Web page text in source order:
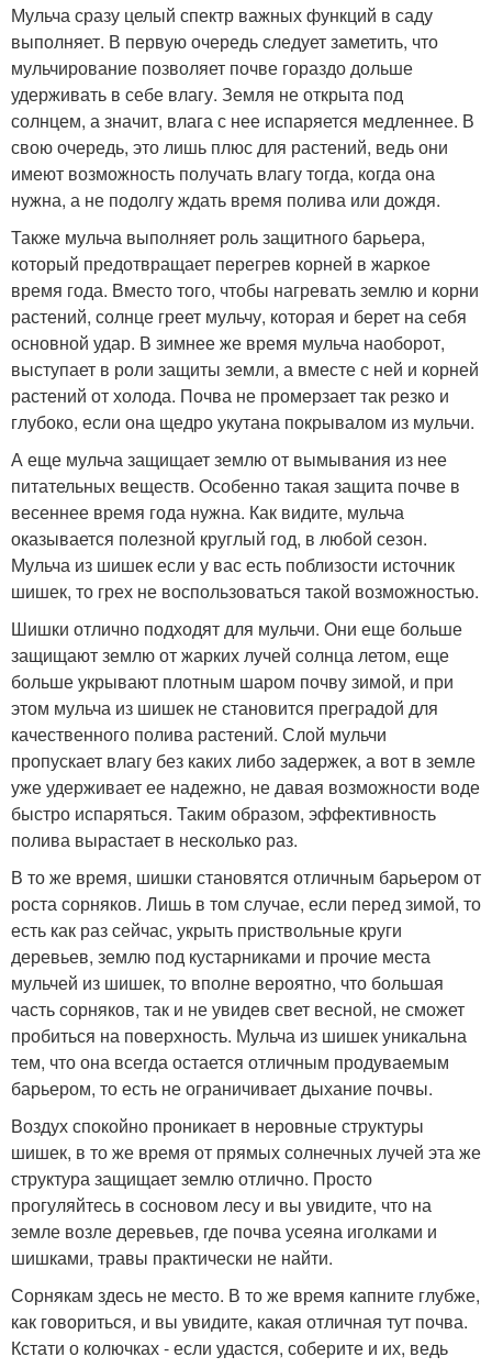
Мульча сразу целый спектр важных функций в саду
выполняет. В первую очередь следует заметить, что
мульчирование позволяет почве гораздо дольше
удерживать в себе влагу. Земля не открыта под
солнцем, а значит, влага с нее испаряется медленнее. В
свою очередь, это лишь плюс для растений, ведь они
имеют возможность получать влагу тогда, когда она
нужна, а не подолгу ждать время полива или дождя.
Также мульча выполняет роль защитного барьера,
который предотвращает перегрев корней в жаркое
время года. Вместо того, чтобы нагревать землю и корни
растений, солнце греет мульчу, которая и берет на себя
основной удар. В зимнее же время мульча наоборот,
выступает в роли защиты земли, а вместе с ней и корней
растений от холода. Почва не промерзает так резко и
глубоко, если она щедро укутана покрывалом из мульчи.
А еще мульча защищает землю от вымывания из нее
питательных веществ. Особенно такая защита почве в
весеннее время года нужна. Как видите, мульча
оказывается полезной круглый год, в любой сезон.
Мульча из шишек если у вас есть поблизости источник
шишек, то грех не воспользоваться такой возможностью.
Шишки отлично подходят для мульчи. Они еще больше
защищают землю от жарких лучей солнца летом, еще
больше укрывают плотным шаром почву зимой, и при
этом мульча из шишек не становится преградой для
качественного полива растений. Слой мульчи
пропускает влагу без каких либо задержек, а вот в земле
уже удерживает ее надежно, не давая возможности воде
быстро испаряться. Таким образом, эффективность
полива вырастает в несколько раз.
В то же время, шишки становятся отличным барьером от
роста сорняков. Лишь в том случае, если перед зимой, то
есть как раз сейчас, укрыть приствольные круги
деревьев, землю под кустарниками и прочие места
мульчей из шишек, то вполне вероятно, что большая
часть сорняков, так и не увидев свет весной, не сможет
пробиться на поверхность. Мульча из шишек уникальна
тем, что она всегда остается отличным продуваемым
барьером, то есть не ограничивает дыхание почвы.
Воздух спокойно проникает в неровные структуры
шишек, в то же время от прямых солнечных лучей эта же
структура защищает землю отлично. Просто
прогуляйтесь в сосновом лесу и вы увидите, что на
земле возле деревьев, где почва усеяна иголками и
шишками, травы практически не найти.
Сорнякам здесь не место. В то же время капните глубже,
как говориться, и вы увидите, какая отличная тут почва.
Кстати о колючках - если удастся, соберите и их, ведь